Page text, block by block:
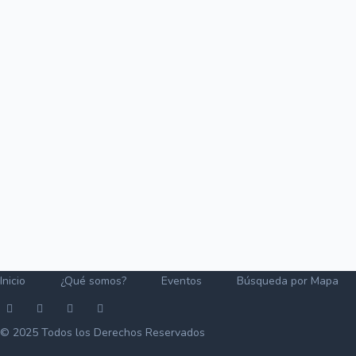
Inicio ¿Qué somos? Eventos Búsqueda por Mapa
© 2025 Todos los Derechos Reservados